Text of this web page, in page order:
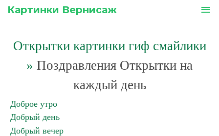
Картинки Вернисаж menu
Открытки картинки гиф смайлики
» Поздравления Открытки на
каждый день
Доброе утро
Добрый день
Добрый вечер